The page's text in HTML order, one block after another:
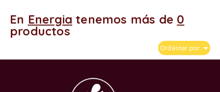
En Energia tenemos más de 0
productos
Ordernar por